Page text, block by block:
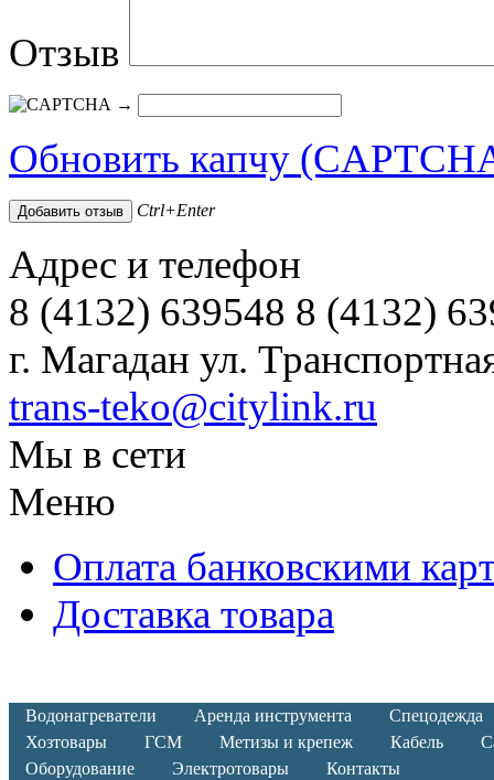
Отзыв
→
Обновить капчу
Ctrl+Enter
Адрес и телефон
8 (4132) 639548 8 (4132)
г. Магадан ул.
trans-teko@citylink.ru
Мы в сети
Меню
Оплата банковскими
Доставка товара
Водонагреватели Аренда инструмента
Спецодежда
Хозтовары
ГСМ Метизы и крепеж Кабель
Оборудование
Электротовары Контакты